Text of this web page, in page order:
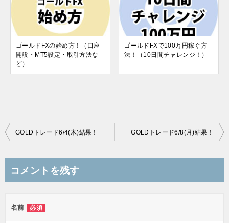
ゴールドFXの始め方！（口座
開設・MT5設定・取引方法な
ど）
ゴールドFXで100万円稼ぐ方
法！（10日間チャレンジ！）
投
ビ
ー
GOLDトレード6/4(木)結果！ GOLDトレード6/8(月)結果！
コメントを残す
名前 必須